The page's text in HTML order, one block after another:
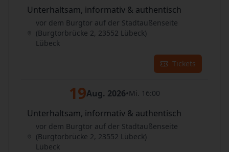
Unterhaltsam, informativ & authentisch
vor dem Burgtor auf der Stadtaußenseite
(Burgtorbrücke 2, 23552 Lübeck)
Lübeck
Tickets
19Aug. 2026•Mi. 16:00
Unterhaltsam, informativ & authentisch
vor dem Burgtor auf der Stadtaußenseite
(Burgtorbrücke 2, 23552 Lübeck)
Lübeck